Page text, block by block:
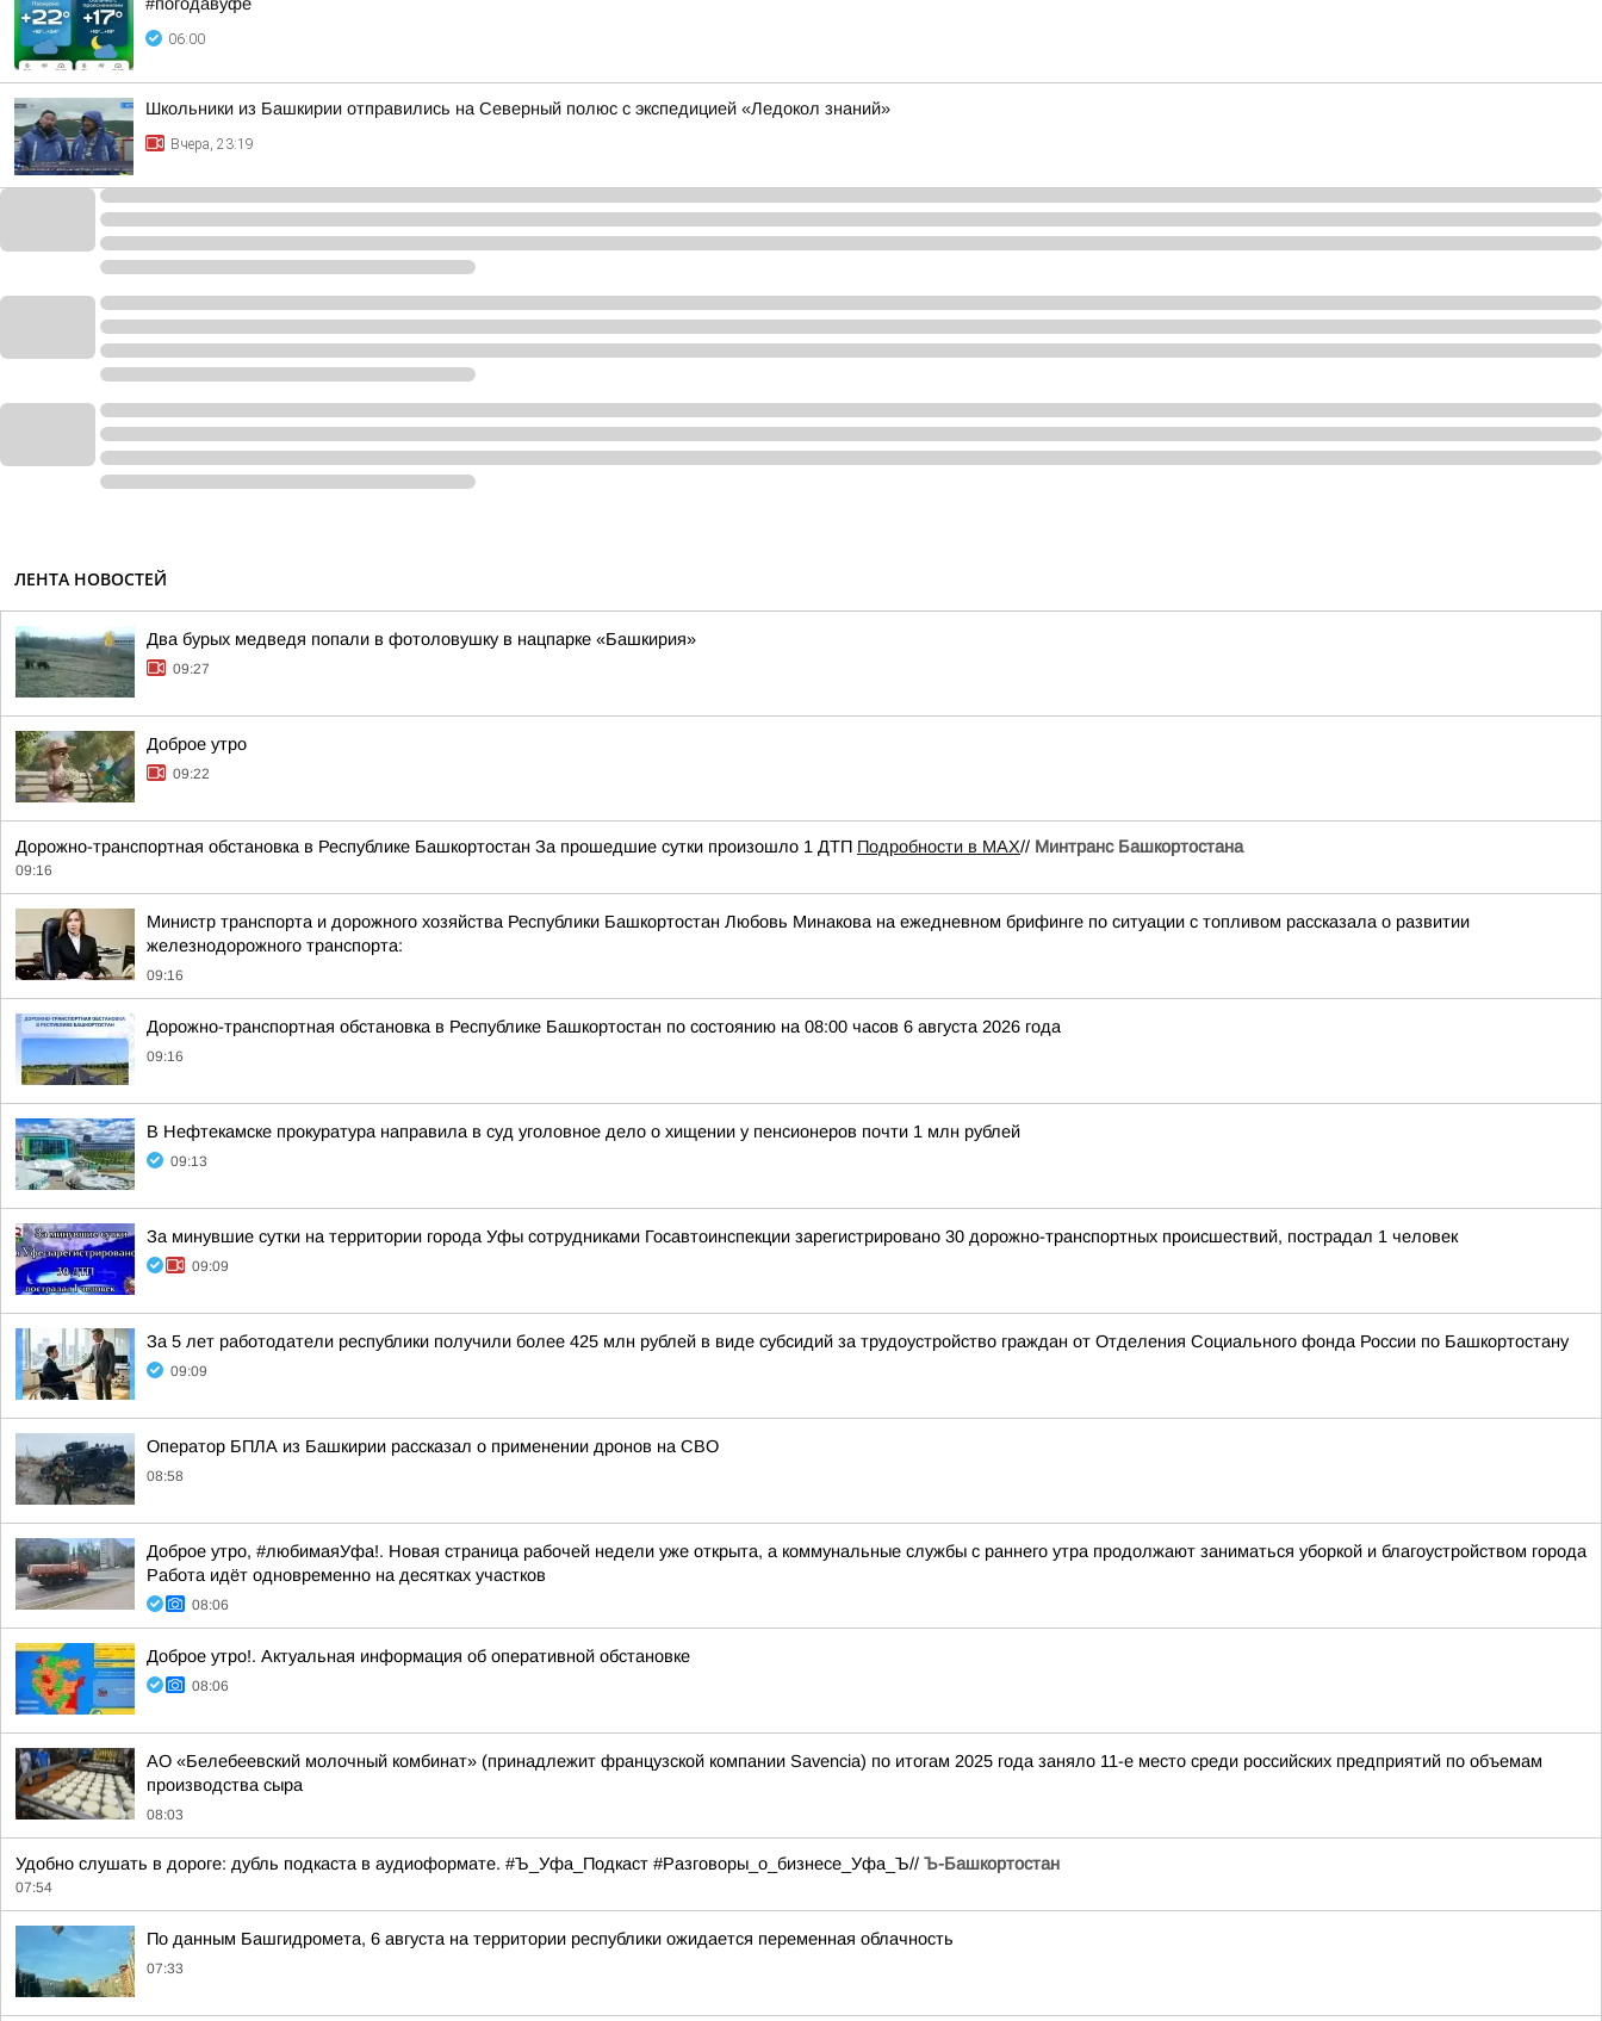
06:00
Школьники из Башкирии отправились на Северный полюс с экспедицией «Ледокол знаний»
Вчера, 23:19
ЛЕНТА НОВОСТЕЙ
Два бурых медведя попали в фотоловушку в нацпарке «Башкирия»
09:27
Доброе утро
09:22
Дорожно-транспортная обстановка в Республике Башкортостан За прошедшие сутки произошло 1 ДТП Подробности в MAX// Минтранс Башкортостана
09:16
Министр транспорта и дорожного хозяйства Республики Башкортостан Любовь Минакова на ежедневном брифинге по ситуации с топливом рассказала о развитии
железнодорожного транспорта:
09:16
Дорожно-транспортная обстановка в Республике Башкортостан по состоянию на 08:00 часов 6 августа 2026 года
09:16
В Нефтекамске прокуратура направила в суд уголовное дело о хищении у пенсионеров почти 1 млн рублей
09:13
За минувшие сутки на территории города Уфы сотрудниками Госавтоинспекции зарегистрировано 30 дорожно-транспортных происшествий, пострадал 1 человек
09:09
За 5 лет работодатели республики получили более 425 млн рублей в виде субсидий за трудоустройство граждан от Отделения Социального фонда России по Башкортостану
09:09
Оператор БПЛА из Башкирии рассказал о применении дронов на СВО
08:58
Доброе утро, #любимаяУфа!. Новая страница рабочей недели уже открыта, а коммунальные службы с раннего утра продолжают заниматься уборкой и благоустройством города
Работа идёт одновременно на десятках участков
08:06
Доброе утро!. Актуальная информация об оперативной обстановке
08:06
АО «Белебеевский молочный комбинат» (принадлежит французской компании Savencia) по итогам 2025 года заняло 11-е место среди российских предприятий по объемам
производства сыра
08:03
Удобно слушать в дороге: дубль подкаста в аудиоформате. #Ъ_Уфа_Подкаст #Разговоры_о_бизнесе_Уфа_Ъ// Ъ-Башкортостан
07:54
По данным Башгидромета, 6 августа на территории республики ожидается переменная облачность
07:33